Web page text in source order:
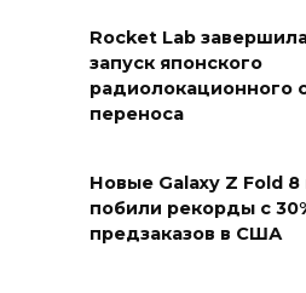
Rocket Lab
запуск японского
радиолокационного
переноса
Новые Galaxy Z Fold 8
побили рекорды с
предзаказов в США